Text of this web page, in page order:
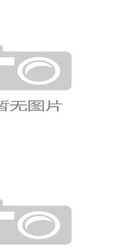
区热度升温：三大
汰赛阶段
赛前景，迪亚斯和